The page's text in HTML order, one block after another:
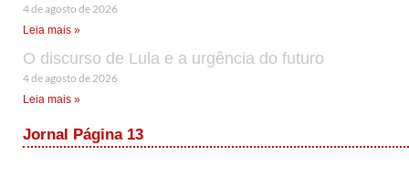
4 de agosto de 2026
Leia mais »
O discurso de Lula e a urgência do futuro
4 de agosto de 2026
Leia mais »
Jornal Página 13